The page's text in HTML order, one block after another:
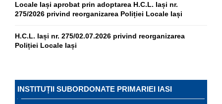
Locale Iași aprobat prin adoptarea H.C.L. Iași nr.
275/2026 privind reorganizarea Poliției Locale Iași
H.C.L. Iași nr. 275/02.07.2026 privind reorganizarea
Poliției Locale Iași
INSTITUȚII SUBORDONATE PRIMARIEI IASI